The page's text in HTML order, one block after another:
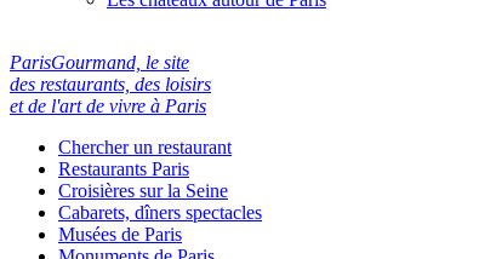
ParisGourmand, le site
des restaurants, des loisirs
et de l'art de vivre à Paris
Chercher un restaurant
Restaurants Paris
Croisières sur la Seine
Cabarets, dîners spectacles
Musées de Paris